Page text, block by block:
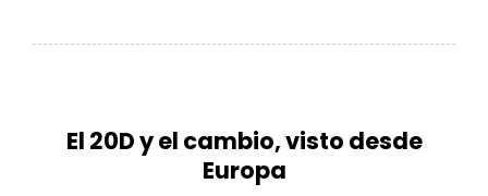
El 20D y el cambio, visto desde
Europa